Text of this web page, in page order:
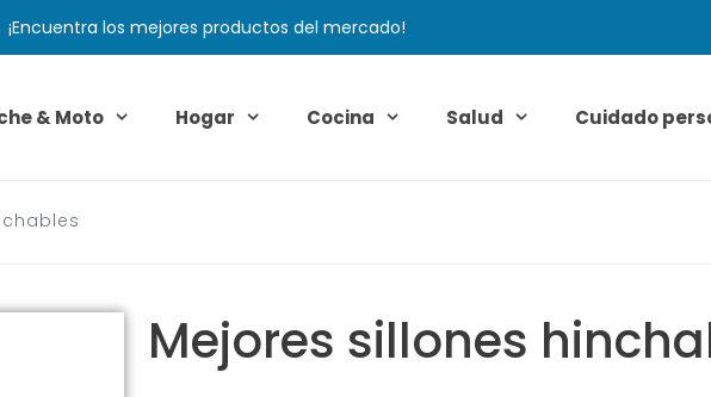
¡Encuentra los mejores productos del mercado!
& Moto Hogar Cocina Salud Cuidado
Mejores sillones